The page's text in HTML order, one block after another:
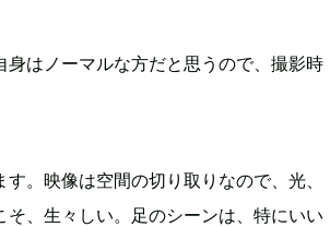
はノーマルな方だと思うので、撮影時
。映像は空間の切り取りなので、光、
、生々しい。足のシーンは、特にいい